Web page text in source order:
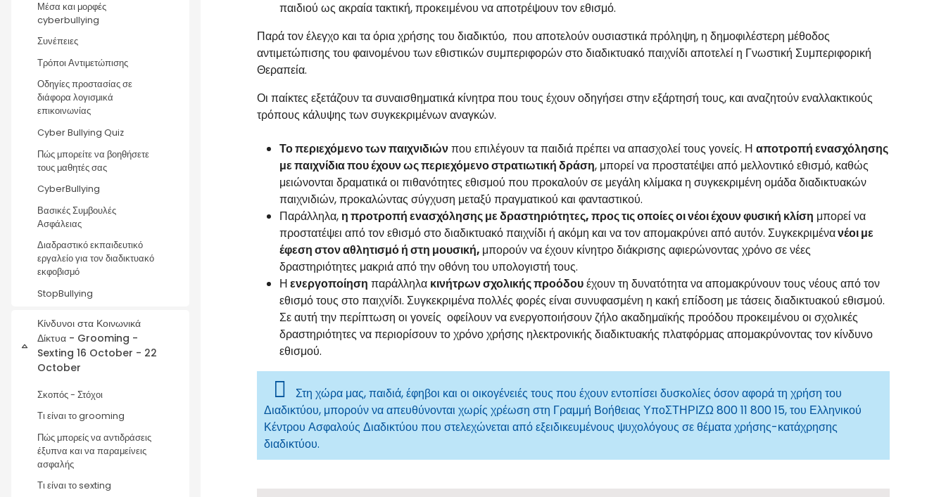
Μέσα και μορφές
cyberbullying
Συνέπειες
Τρόποι Αντιμετώπισης
Οδηγίες προστασίας σε
διάφορα λογισμικά
επικοινωνίας
Cyber Bullying Quiz
Πώς μπορείτε να βοηθήσετε
τους μαθητές σας
CyberBullying
Βασικές Συμβουλές
Ασφάλειας
Διαδραστικό εκπαιδευτικό
εργαλείο για τον διαδικτυακό
εκφοβισμό
StopBullying
Collapse
Κίνδυνοι στα Κοινωνικά
Δίκτυα - Grooming -
Sexting 16 October - 22
October
Σκοπός - Στόχοι
Τι είναι το grooming
Πώς μπορείς να αντιδράσεις
έξυπνα και να παραμείνεις
ασφαλής
Τι είναι το sexting
παιδιού ως ακραία τακτική, προκειμένου να αποτρέψουν τον εθισμό.
Παρά τον έλεγχο και τα όρια χρήσης του διαδικτύο, που αποτελούν ουσιαστικά πρόληψη, η δημοφιλέστερη μέθοδος
αντιμετώπισης του φαινομένου των εθιστικών συμπεριφορών στο διαδικτυακό παιχνίδι αποτελεί η Γνωστική Συμπεριφορική
Θεραπεία.
Οι παίκτες εξετάζουν τα συναισθηματικά κίνητρα που τους έχουν οδηγήσει στην εξάρτησή τους, και αναζητούν εναλλακτικούς
τρόπους κάλυψης των συγκεκριμένων αναγκών.
Το περιεχόμενο των παιχνιδιώνπου επιλέγουν τα παιδιά πρέπει να απασχολεί τους γονείς. Η αποτροπή ενασχόλησης
με παιχνίδια που έχουν ως περιεχόμενο στρατιωτική δράση, μπορεί να προστατέψει από μελλοντικό εθισμό, καθώς
μειώνονται δραματικά οι πιθανότητες εθισμού που προκαλούν σε μεγάλη κλίμακα η συγκεκριμένη ομάδα διαδικτυακών
παιχνιδιών, προκαλώντας σύγχυση μεταξύ πραγματικού και φανταστικού.
Παράλληλα, η προτροπή ενασχόλησης με δραστηριότητες, προς τις οποίες οι νέοι έχουν φυσική κλίση μπορεί να
προστατέψει από τον εθισμό στο διαδικτυακό παιχνίδι ή ακόμη και να τον απομακρύνει από αυτόν. Συγκεκριμένανέοι με
έφεση στον αθλητισμό ή στη μουσική, μπορούν να έχουν κίνητρο διάκρισης αφιερώνοντας χρόνο σε νέες
δραστηριότητες μακριά από την οθόνη του υπολογιστή τους.
Ηενεργοποίηση παράλληλα κινήτρων σχολικής προόδουέχουν τη δυνατότητα να απομακρύνουν τους νέους από τον
εθισμό τους στο παιχνίδι. Συγκεκριμένα πολλές φορές είναι συνυφασμένη η κακή επίδοση με τάσεις διαδικτυακού εθισμού.
Σε αυτή την περίπτωση οι γονείς οφείλουν να ενεργοποιήσουν ζήλο ακαδημαϊκής προόδου προκειμένου οι σχολικές
δραστηριότητες να περιορίσουν το χρόνο χρήσης ηλεκτρονικής διαδικτυακής πλατφόρμας απομακρύνοντας τον κίνδυνο
εθισμού.
Στη χώρα μας, παιδιά, έφηβοι και οι οικογένειές τους που έχουν εντοπίσει δυσκολίες όσον αφορά τη χρήση του
Διαδικτύου, μπορούν να απευθύνονται χωρίς χρέωση στη Γραμμή Βοήθειας ΥποΣΤΗΡΙΖΩ 800 11 800 15, του Ελληνικού
Κέντρου Ασφαλούς Διαδικτύου που στελεχώνεται από εξειδικευμένους ψυχολόγους σε θέματα χρήσης-κατάχρησης
διαδικτύου.